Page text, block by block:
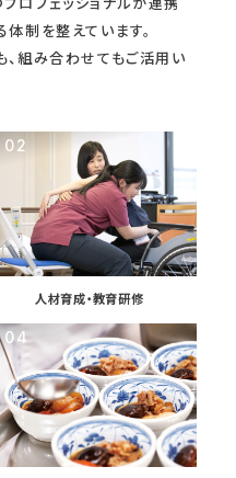
制を整えています。
組み合わせてもご活用い
人材育成・教育研修